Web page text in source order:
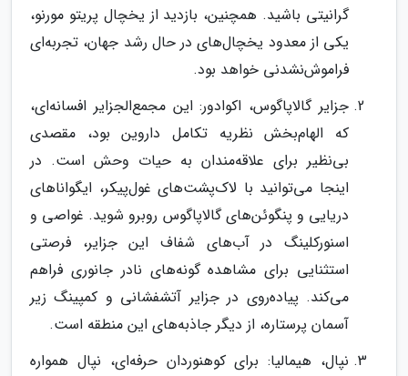
گرانیتی باشید. همچنین، بازدید از یخچال پریتو مورنو،
یکی از معدود یخچال‌های در حال رشد جهان، تجربه‌ای
فراموش‌نشدنی خواهد بود.
جزایر گالاپاگوس، اکوادور: این مجمع‌الجزایر افسانه‌ای،
که الهام‌بخش نظریه تکامل داروین بود، مقصدی
بی‌نظیر برای علاقه‌مندان به حیات وحش است. در
اینجا می‌توانید با لاک‌پشت‌های غول‌پیکر، ایگواناهای
دریایی و پنگوئن‌های گالاپاگوس روبرو شوید. غواصی و
اسنورکلینگ در آب‌های شفاف این جزایر، فرصتی
استثنایی برای مشاهده گونه‌های نادر جانوری فراهم
می‌کند. پیاده‌روی در جزایر آتشفشانی و کمپینگ زیر
آسمان پرستاره، از دیگر جاذبه‌های این منطقه است.
نپال، هیمالیا: برای کوهنوردان حرفه‌ای، نپال همواره